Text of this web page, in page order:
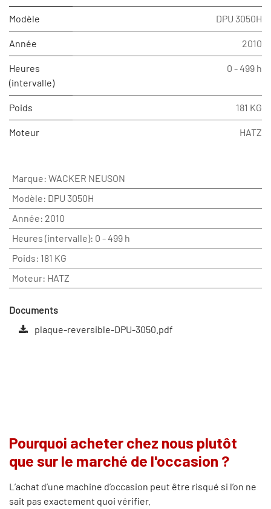
Modèle DPU 3050H
Année 2010
Heures
(intervalle)
0 - 499 h
Poids 181 KG
Moteur HATZ
Marque: WACKER NEUSON
Modèle: DPU 3050H
Année: 2010
Heures (intervalle): 0 - 499 h
Poids: 181 KG
Moteur: HATZ
Documents
plaque-reversible-DPU-3050.pdf
Pourquoi acheter chez nous plutôt
que sur le marché de l'occasion ?
L’achat d’une machine d’occasion peut être risqué si l’on ne
sait pas exactement quoi vérifier.